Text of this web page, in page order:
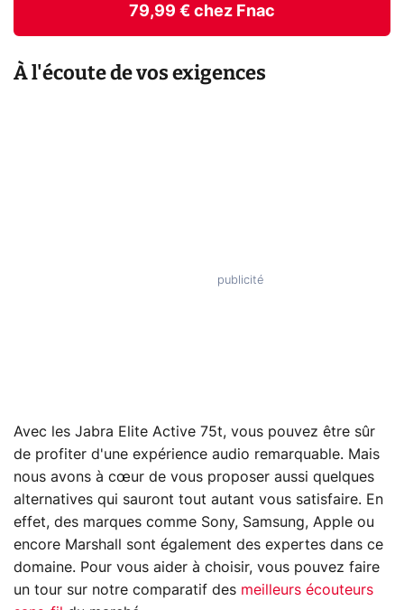
79,99 € chez Fnac
À l'écoute de vos exigences
Avec les Jabra Elite Active 75t, vous pouvez être sûr
de profiter d'une expérience audio remarquable. Mais
nous avons à cœur de vous proposer aussi quelques
alternatives qui sauront tout autant vous satisfaire. En
effet, des marques comme Sony, Samsung, Apple ou
encore Marshall sont également des expertes dans ce
domaine. Pour vous aider à choisir, vous pouvez faire
un tour sur notre comparatif des meilleurs écouteurs